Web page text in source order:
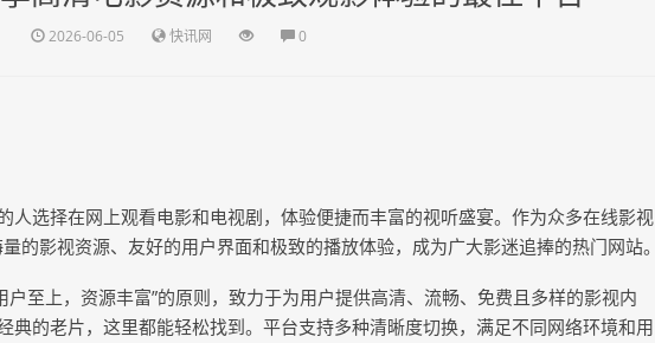
2026-06-05 快讯网 0
人选择在网上观看电影和电视剧，体验便捷而丰富的视听盛宴。作为众多在线影视
的影视资源、友好的用户界面和极致的播放体验，成为广大影迷追捧的热门网站。
至上，资源丰富”的原则，致力于为用户提供高清、流畅、免费且多样的影视内
典的老片，这里都能轻松找到。平台支持多种清晰度切换，满足不同网络环境和用